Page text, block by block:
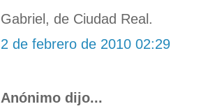
Gabriel, de Ciudad Real.
2 de febrero de 2010 02:29
Anónimo dijo...